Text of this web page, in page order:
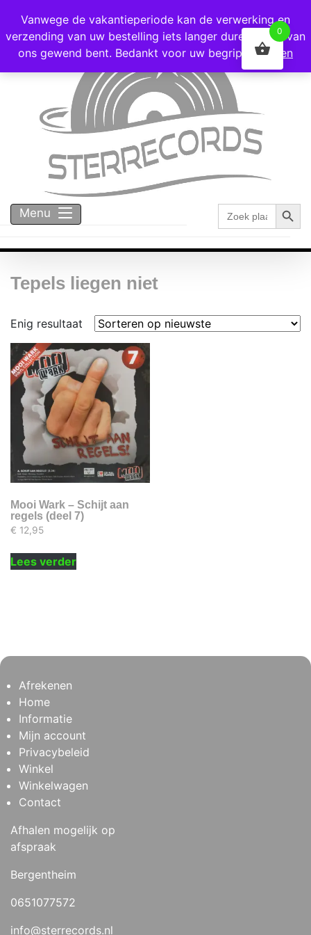
Voor 16:00 besteld = vandaag verzonden!
Menu
Zoek
naar:
Tepels liegen niet
Enig resultaat
Mooi Wark – Schijt aan
regels (deel 7)
€ 12,95
Lees verder
Afrekenen
Home
Informatie
Mijn account
Privacybeleid
Winkel
Winkelwagen
Contact
Afhalen mogelijk op
afspraak
Bergentheim
0651077572
info@sterrecords.nl
Vanwege de vakantieperiode kan de verwerking en
verzending van uw bestelling iets langer duren dan u van
ons gewend bent. Bedankt voor uw begrip!
Negeren
0